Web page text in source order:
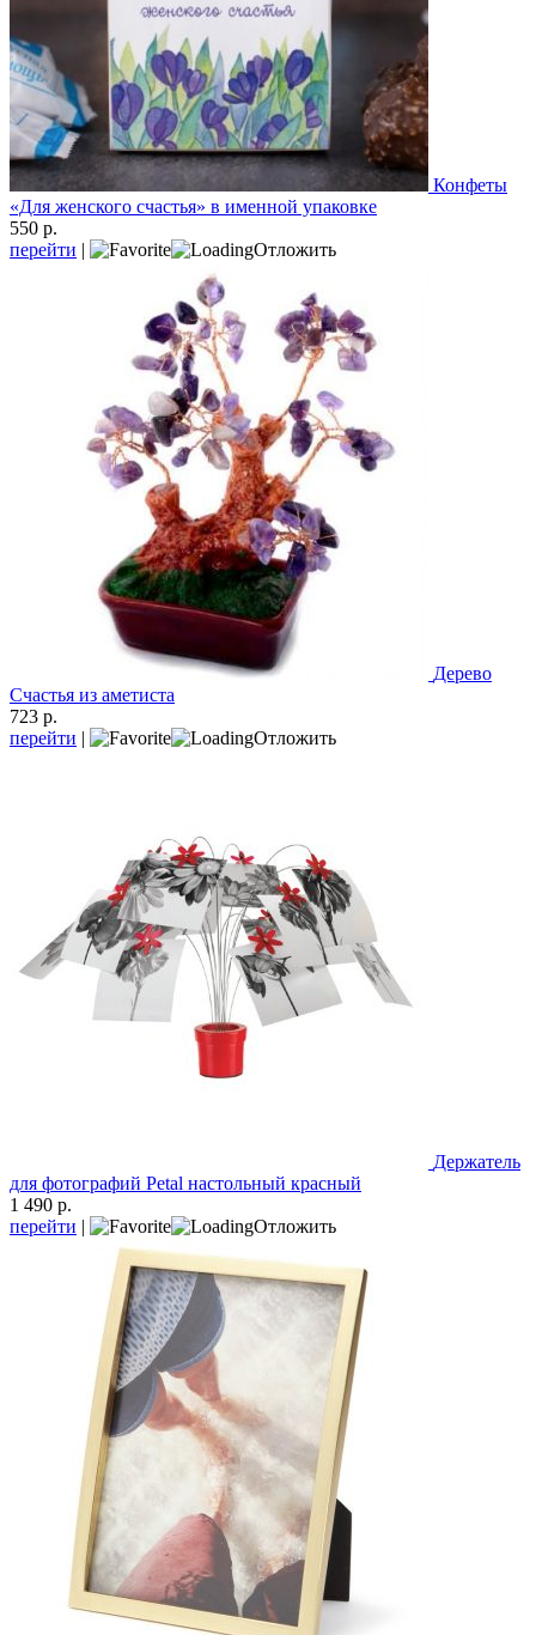
Конфеты
«Для женского счастья» в именной упаковке
550 р.
перейти | Отложить
Дерево
Счастья из аметиста
723 р.
перейти | Отложить
Держатель
для фотографий Petal настольный красный
1 490 р.
перейти | Отложить